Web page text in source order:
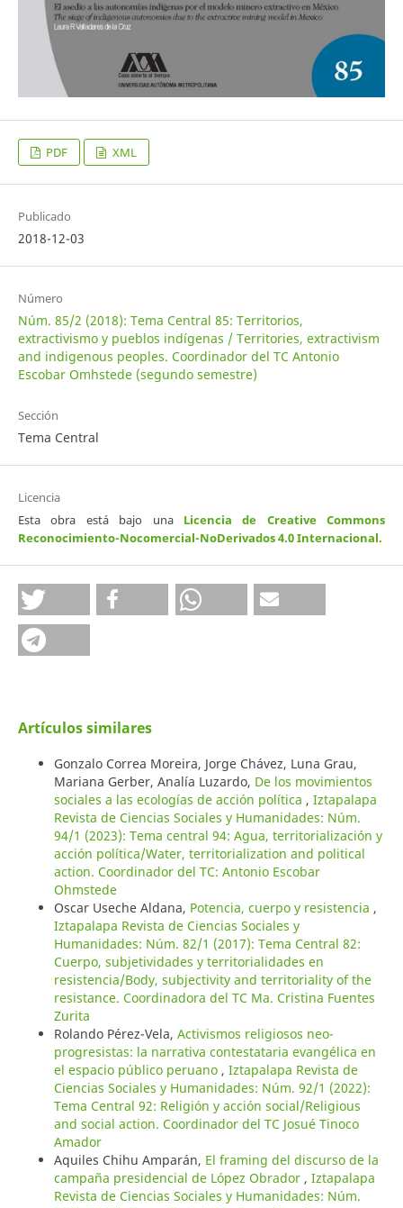
PDF XML
Publicado
2018-12-03
Número
Núm. 85/2 (2018): Tema Central 85: Territorios,
extractivismo y pueblos indígenas / Territories, extractivism
and indigenous peoples. Coordinador del TC Antonio
Escobar Omhstede (segundo semestre)
Sección
Tema Central
Licencia
Esta obra está bajo una Licencia de Creative Commons
Reconocimiento-Nocomercial-NoDerivados 4.0 Internacional.
Artículos similares
Gonzalo Correa Moreira, Jorge Chávez, Luna Grau,
Mariana Gerber, Analía Luzardo, De los movimientos
sociales a las ecologías de acción política , Iztapalapa
Revista de Ciencias Sociales y Humanidades: Núm.
94/1 (2023): Tema central 94: Agua, territorialización y
acción política/Water, territorialization and political
action. Coordinador del TC: Antonio Escobar
Ohmstede
Oscar Useche Aldana, Potencia, cuerpo y resistencia ,
Iztapalapa Revista de Ciencias Sociales y
Humanidades: Núm. 82/1 (2017): Tema Central 82:
Cuerpo, subjetividades y territorialidades en
resistencia/Body, subjectivity and territoriality of the
resistance. Coordinadora del TC Ma. Cristina Fuentes
Zurita
Rolando Pérez-Vela, Activismos religiosos neo-
progresistas: la narrativa contestataria evangélica en
el espacio público peruano , Iztapalapa Revista de
Ciencias Sociales y Humanidades: Núm. 92/1 (2022):
Tema Central 92: Religión y acción social/Religious
and social action. Coordinador del TC Josué Tinoco
Amador
Aquiles Chihu Amparán, El framing del discurso de la
campaña presidencial de López Obrador , Iztapalapa
Revista de Ciencias Sociales y Humanidades: Núm.